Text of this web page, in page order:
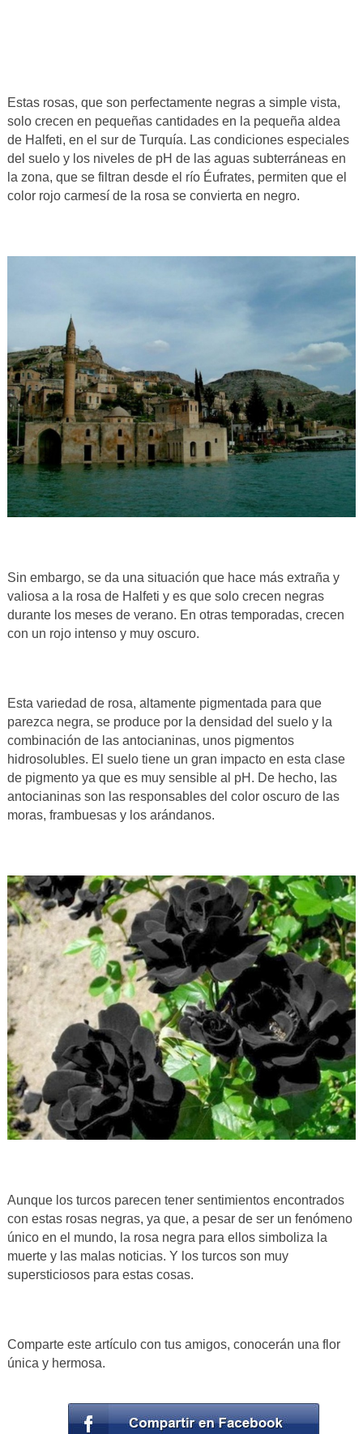
Estas rosas, que son perfectamente negras a simple vista,
solo crecen en pequeñas cantidades en la pequeña aldea
de Halfeti, en el sur de Turquía. Las condiciones especiales
del suelo y los niveles de pH de las aguas subterráneas en
la zona, que se filtran desde el río Éufrates, permiten que el
color rojo carmesí de la rosa se convierta en negro.
Sin embargo, se da una situación que hace más extraña y
valiosa a la rosa de Halfeti y es que solo crecen negras
durante los meses de verano. En otras temporadas, crecen
con un rojo intenso y muy oscuro.
Esta variedad de rosa, altamente pigmentada para que
parezca negra, se produce por la densidad del suelo y la
combinación de las antocianinas, unos pigmentos
hidrosolubles. El suelo tiene un gran impacto en esta clase
de pigmento ya que es muy sensible al pH. De hecho, las
antocianinas son las responsables del color oscuro de las
moras, frambuesas y los arándanos.
Aunque los turcos parecen tener sentimientos encontrados
con estas rosas negras, ya que, a pesar de ser un fenómeno
único en el mundo, la rosa negra para ellos simboliza la
muerte y las malas noticias. Y los turcos son muy
supersticiosos para estas cosas.
Comparte este artículo con tus amigos, conocerán una flor
única y hermosa.